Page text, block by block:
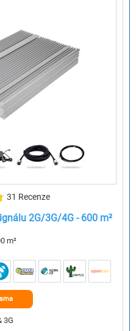
31 Recenze
2G/3G/4G - 600 m²
m²
3G